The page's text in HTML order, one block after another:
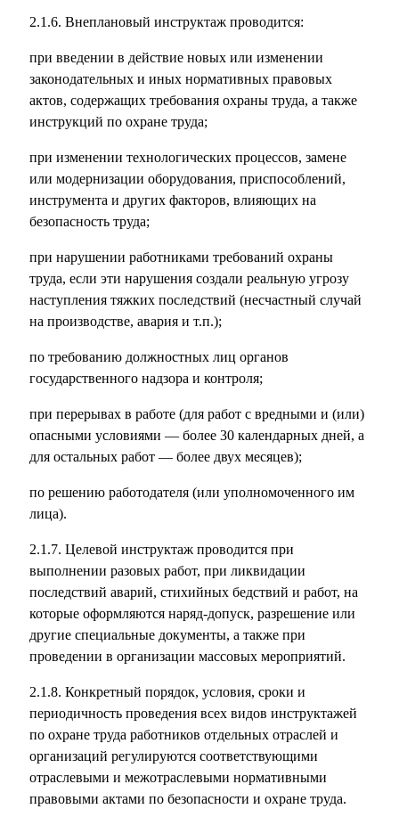
2.1.6. Внеплановый инструктаж проводится:
при введении в действие новых или изменении
законодательных и иных нормативных правовых
актов, содержащих требования охраны труда, а также
инструкций по охране труда;
при изменении технологических процессов, замене
или модернизации оборудования, приспособлений,
инструмента и других факторов, влияющих на
безопасность труда;
при нарушении работниками требований охраны
труда, если эти нарушения создали реальную угрозу
наступления тяжких последствий (несчастный случай
на производстве, авария и т.п.);
по требованию должностных лиц органов
государственного надзора и контроля;
при перерывах в работе (для работ с вредными и (или)
опасными условиями — более 30 календарных дней, а
для остальных работ — более двух месяцев);
по решению работодателя (или уполномоченного им
лица).
2.1.7. Целевой инструктаж проводится при
выполнении разовых работ, при ликвидации
последствий аварий, стихийных бедствий и работ, на
которые оформляются наряд-допуск, разрешение или
другие специальные документы, а также при
проведении в организации массовых мероприятий.
2.1.8. Конкретный порядок, условия, сроки и
периодичность проведения всех видов инструктажей
по охране труда работников отдельных отраслей и
организаций регулируются соответствующими
отраслевыми и межотраслевыми нормативными
правовыми актами по безопасности и охране труда.